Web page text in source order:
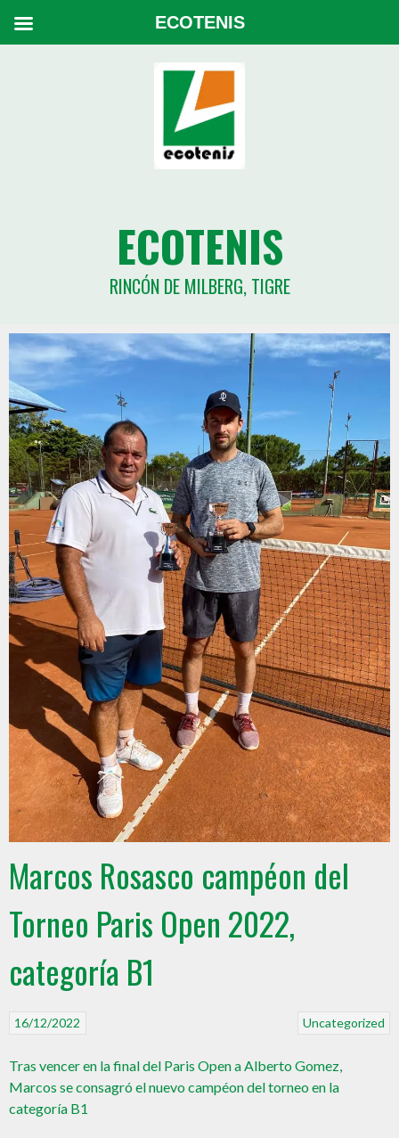
ECOTENIS
RINCÓN DE MILBERG, TIGRE
Marcos Rosasco campéon del
Torneo Paris Open 2022,
categoría B1
Uncategorized
16/12/2022
Tras vencer en la final del Paris Open a Alberto Gomez,
Marcos se consagró el nuevo campéon del torneo en la
categoría B1
ECOTENIS